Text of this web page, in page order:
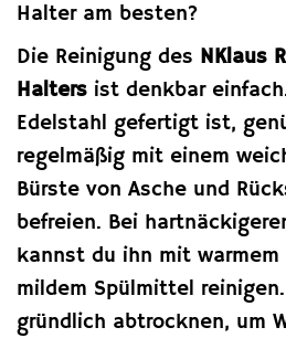
Halter am besten?
Die Reinigung des NKlaus
Halters ist denkbar
Edelstahl gefertigt ist,
regelmäßig mit einem
Bürste von Asche und
befreien. Bei
kannst du ihn mit warmem
mildem Spülmittel
gründlich abtrocknen, um